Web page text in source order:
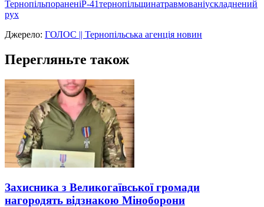
ТернопільпораненіР-41тернопільщинатравмованіускладнений
рух
Джерело: ГОЛОС || Тернопільська агенція новин
Перегляньте також
Захисника з Великогаївської громади
нагородять відзнакою Міноборони